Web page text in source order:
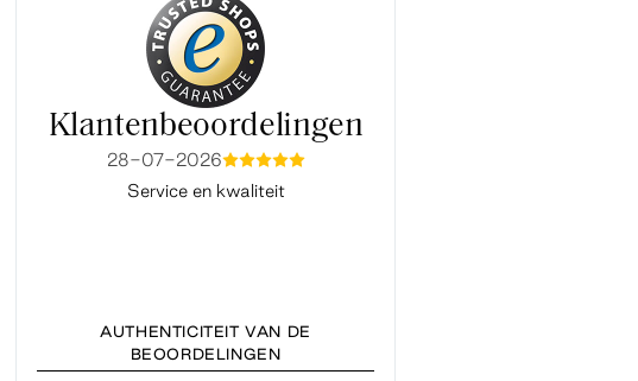
Klantenbeoordelingen
28-07-2026mmmmm
Service en kwaliteit
AUTHENTICITEIT VAN DE
BEOORDELINGEN